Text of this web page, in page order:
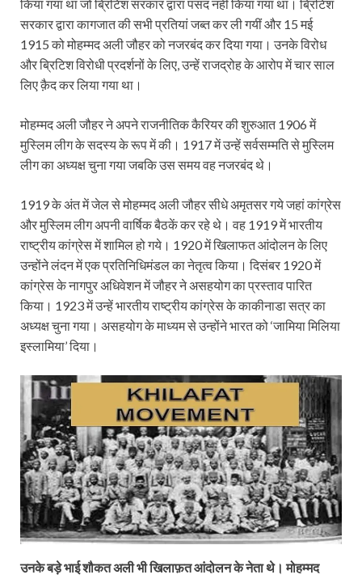
किया गया था जो ब्रिटिश सरकार द्वारा पसंद नहीं किया गया था। ब्रिटिश
सरकार द्वारा कागजात की सभी प्रतियां जब्त कर ली गयीं और 15 मई
1915 को मोहम्मद अली जौहर को नजरबंद कर दिया गया। उनके विरोध
और ब्रिटिश विरोधी प्रदर्शनों के लिए, उन्हें राजद्रोह के आरोप में चार साल
लिए क़ैद कर लिया गया था।
मोहम्मद अली जौहर ने अपने राजनीतिक कैरियर की शुरुआत 1906 में
मुस्लिम लीग के सदस्य के रूप में की। 1917 में उन्हें सर्वसम्मति से मुस्लिम
लीग का अध्यक्ष चुना गया जबकि उस समय वह नजरबंद थे।
1919 के अंत में जेल से मोहम्मद अली जौहर सीधे अमृतसर गये जहां कांग्रेस
और मुस्लिम लीग अपनी वार्षिक बैठकें कर रहे थे। वह 1919 में भारतीय
राष्ट्रीय कांग्रेस में शामिल हो गये। 1920 में खिलाफत आंदोलन के लिए
उन्होंने लंदन में एक प्रतिनिधिमंडल का नेतृत्व किया। दिसंबर 1920 में
कांग्रेस के नागपुर अधिवेशन में जौहर ने असहयोग का प्रस्ताव पारित
किया। 1923 में उन्हें भारतीय राष्ट्रीय कांग्रेस के काकीनाडा सत्र का
अध्यक्ष चुना गया। असहयोग के माध्यम से उन्होंने भारत को ‘जामिया मिलिया
इस्लामिया’ दिया।
उनके बड़े भाई शौकत अली भी खिलाफ़त आंदोलन के नेता थे। मोहम्मद